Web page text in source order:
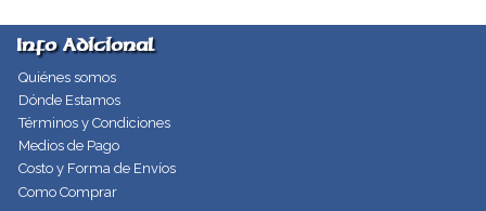
Info Adicional
Quiénes somos
Dónde Estamos
Términos y Condiciones
Medios de Pago
Costo y Forma de Envíos
Como Comprar